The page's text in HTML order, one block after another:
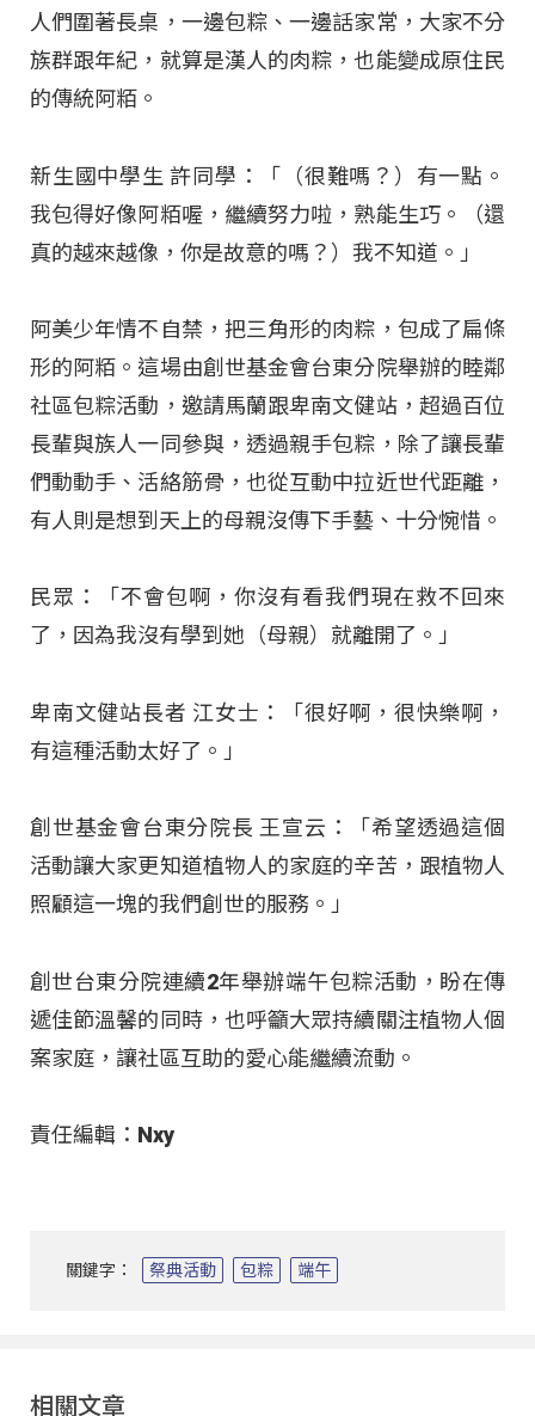
人們圍著長桌，一邊包粽、一邊話家常，大家不分
族群跟年紀，就算是漢人的肉粽，也能變成原住民
的傳統阿粨。
新生國中學生 許同學：「（很難嗎？）有一點。
我包得好像阿粨喔，繼續努力啦，熟能生巧。（還
真的越來越像，你是故意的嗎？）我不知道。」
阿美少年情不自禁，把三角形的肉粽，包成了扁條
形的阿粨。這場由創世基金會台東分院舉辦的睦鄰
社區包粽活動，邀請馬蘭跟卑南文健站，超過百位
長輩與族人一同參與，透過親手包粽，除了讓長輩
們動動手、活絡筋骨，也從互動中拉近世代距離，
有人則是想到天上的母親沒傳下手藝、十分惋惜。
民眾：「不會包啊，你沒有看我們現在救不回來
了，因為我沒有學到她（母親）就離開了。」
卑南文健站長者 江女士：「很好啊，很快樂啊，
有這種活動太好了。」
創世基金會台東分院長 王宣云：「希望透過這個
活動讓大家更知道植物人的家庭的辛苦，跟植物人
照顧這一塊的我們創世的服務。」
創世台東分院連續2年舉辦端午包粽活動，盼在傳
遞佳節溫馨的同時，也呼籲大眾持續關注植物人個
案家庭，讓社區互助的愛心能繼續流動。
責任編輯：Nxy
關鍵字： 祭典活動 包粽 端午
相關文章